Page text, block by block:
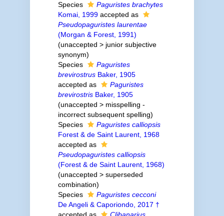
Species
Paguristes brachytes
Komai, 1999accepted as
Pseudopaguristes laurentae
(Morgan & Forest, 1991)
(unaccepted > junior subjective
synonym)
Species
Paguristes
brevirostrusBaker, 1905
accepted as
Paguristes
brevirostrisBaker, 1905
(unaccepted > misspelling -
incorrect subsequent spelling)
Species
Paguristes calliopsis
Forest & de Saint Laurent, 1968
accepted as
Pseudopaguristes calliopsis
(Forest & de Saint Laurent, 1968)
(unaccepted > superseded
combination)
Species
Paguristes cecconi
De Angeli & Caporiondo, 2017 †